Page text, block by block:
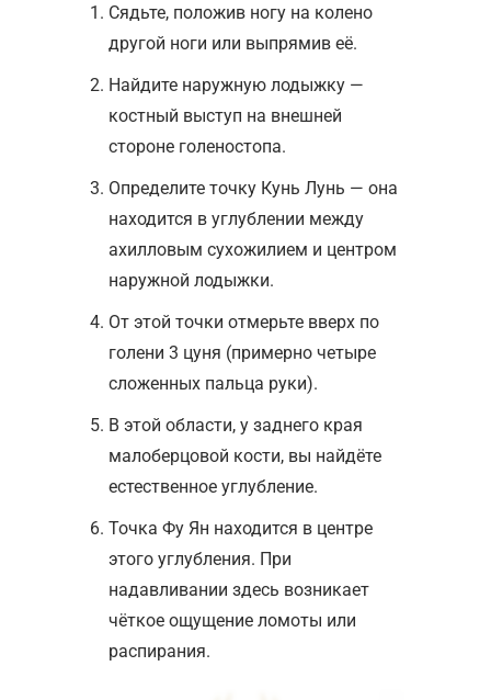
Сядьте, положив ногу на колено
другой ноги или выпрямив её.
Найдите наружную лодыжку —
костный выступ на внешней
стороне голеностопа.
Определите точку Кунь Лунь — она
находится в углублении между
ахилловым сухожилием и центром
наружной лодыжки.
От этой точки отмерьте вверх по
голени 3 цуня (примерно четыре
сложенных пальца руки).
В этой области, у заднего края
малоберцовой кости, вы найдёте
естественное углубление.
Точка Фу Ян находится в центре
этого углубления. При
надавливании здесь возникает
чёткое ощущение ломоты или
распирания.